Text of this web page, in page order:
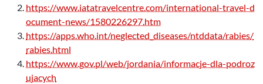
https://www.iatatravelcentre.com/international-travel-d
ocument-news/1580226297.htm
https://apps.who.int/neglected_diseases/ntddata/rabies/
rabies.html
https://www.gov.pl/web/jordania/informacje-dla-podroz
ujacych